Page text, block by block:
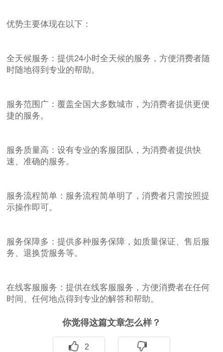
优势主要体现在以下：
全天候服务：提供24小时全天候的服务，方便消费者随
时随地得到专业的帮助。
服务范围广：覆盖全国大多数城市，为消费者提供更便
捷的服务。
服务质量高：设有专业的客服团队，为消费者提供快
速、准确的服务。
服务流程简单：服务流程简单明了，消费者只需按照提
示操作即可。
服务保障多：提供多种服务保障，如质量保证、售后服
务、退换货服务等。
在线客服服务：提供在线客服服务，方便消费者在任何
时间、任何地点得到专业的解答和帮助。
你觉得这篇文章怎么样？
2